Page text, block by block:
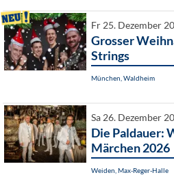
Fr 25. Dezember
Grosser
Strings
München, Waldheim
Sa 26. Dezember
Die Paldauer:
Märchen 2026
Weiden, Max-Reger-Halle